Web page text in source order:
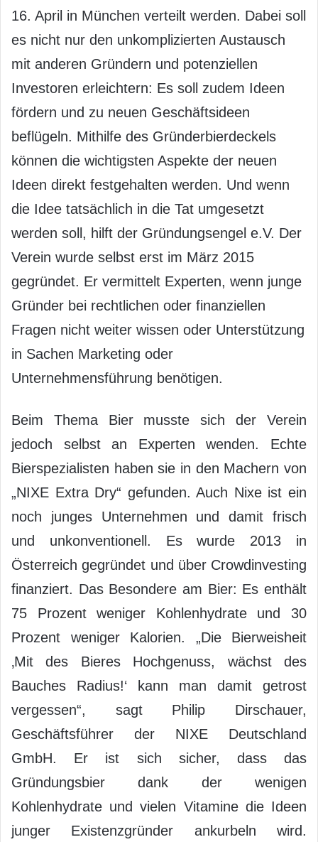
16. April in München verteilt werden. Dabei soll
es nicht nur den unkomplizierten Austausch
mit anderen Gründern und potenziellen
Investoren erleichtern: Es soll zudem Ideen
fördern und zu neuen Geschäftsideen
beflügeln. Mithilfe des Gründerbierdeckels
können die wichtigsten Aspekte der neuen
Ideen direkt festgehalten werden. Und wenn
die Idee tatsächlich in die Tat umgesetzt
werden soll, hilft der Gründungsengel e.V. Der
Verein wurde selbst erst im März 2015
gegründet. Er vermittelt Experten, wenn junge
Gründer bei rechtlichen oder finanziellen
Fragen nicht weiter wissen oder Unterstützung
in Sachen Marketing oder
Unternehmensführung benötigen.
Beim Thema Bier musste sich der Verein
jedoch selbst an Experten wenden. Echte
Bierspezialisten haben sie in den Machern von
„NIXE Extra Dry“ gefunden. Auch Nixe ist ein
noch junges Unternehmen und damit frisch
und unkonventionell. Es wurde 2013 in
Österreich gegründet und über Crowdinvesting
finanziert. Das Besondere am Bier: Es enthält
75 Prozent weniger Kohlenhydrate und 30
Prozent weniger Kalorien. „Die Bierweisheit
‚Mit des Bieres Hochgenuss, wächst des
Bauches Radius!‘ kann man damit getrost
vergessen“, sagt Philip Dirschauer,
Geschäftsführer der NIXE Deutschland
GmbH. Er ist sich sicher, dass das
Gründungsbier dank der wenigen
Kohlenhydrate und vielen Vitamine die Ideen
junger Existenzgründer ankurbeln wird.